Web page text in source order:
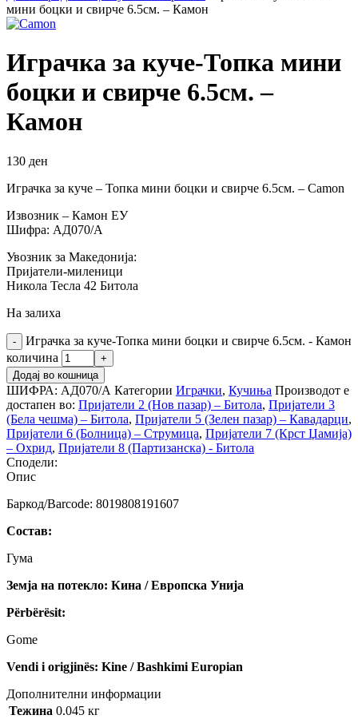
мини боцки и свирче 6.5см. – Камон
Играчка за куче-Топка мини
боцки и свирче 6.5см. –
Камон
130 ден
Играчка за куче – Топка мини боцки и свирче 6.5см. – Camon
Извозник – Камон ЕУ
Шифра: АД070/А
Увозник за Македонија:
Пријатели-миленици
Никола Тесла 42 Битола
На залиха
Играчка за куче-Топка мини боцки и свирче 6.5см. - Камон
количина
Додај во кошница
ШИФРА: АД070/А Категории Играчки, Кучиња Производот е
достапен во: Пријатели 2 (Нов пазар) – Битола, Пријатели 3
(Бела чешма) – Битола, Пријатели 5 (Зелен пазар) – Кавадарци,
Пријатели 6 (Болница) – Струмица, Пријатели 7 (Крст Џамија)
– Охрид, Пријатели 8 (Партизанска) - Битола
Сподели:
Опис
Баркод/Barcode: 8019808191607
Состав:
Гума
Земја на потекло: Кина / Европска Унија
Përbërësit:
Gome
Vendi i origjinës: Kine / Bashkimi Europian
Дополнителни информации
Тежина 0.045 кг